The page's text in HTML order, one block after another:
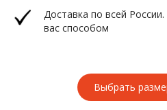
Доставка по всей
вас способом
Выбрать